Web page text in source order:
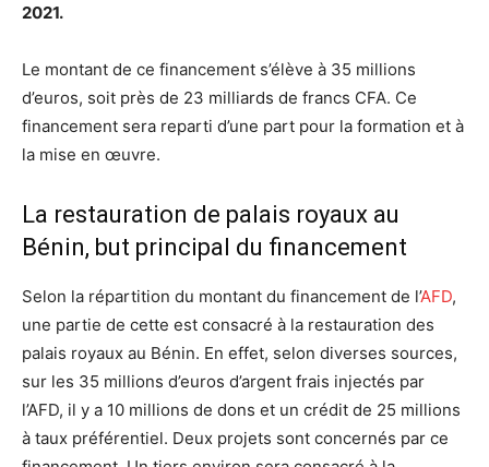
2021.
Le montant de ce financement s’élève à 35 millions
d’euros, soit près de 23 milliards de francs CFA. Ce
financement sera reparti d’une part pour la formation et à
la mise en œuvre.
La restauration de palais royaux au
Bénin, but principal du financement
Selon la répartition du montant du financement de l’AFD,
une partie de cette est consacré à la restauration des
palais royaux au Bénin. En effet, selon diverses sources,
sur les 35 millions d’euros d’argent frais injectés par
l’AFD, il y a 10 millions de dons et un crédit de 25 millions
à taux préférentiel. Deux projets sont concernés par ce